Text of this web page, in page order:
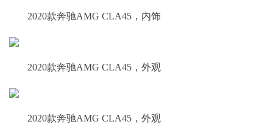
2020款奔驰AMG CLA45，内饰
2020款奔驰AMG CLA45，外观
2020款奔驰AMG CLA45，外观